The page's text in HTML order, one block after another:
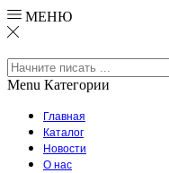
МЕНЮ
Search
input
Menu Категории
Главная
Каталог
Новости
О нас